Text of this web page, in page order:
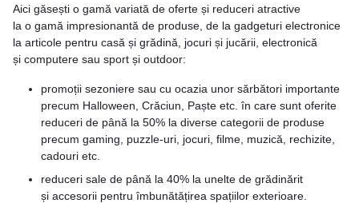
Aici găsești o gamă variată de oferte și reduceri atractive
la o gamă impresionantă de produse, de la gadgeturi electronice
la articole pentru casă și grădină, jocuri și jucării, electronică
și computere sau sport și outdoor:
promoții sezoniere sau cu ocazia unor sărbători importante
precum Halloween, Crăciun, Paște etc. în care sunt oferite
reduceri de până la 50% la diverse categorii de produse
precum gaming, puzzle-uri, jocuri, filme, muzică, rechizite,
cadouri etc.
reduceri sale de până la 40% la unelte de grădinărit
și accesorii pentru îmbunătățirea spațiilor exterioare.